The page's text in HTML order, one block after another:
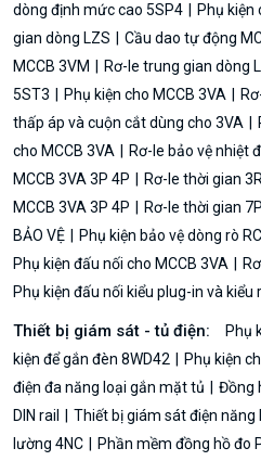
dòng định mức cao 5SP4
Phụ kiện
gian dòng LZS
Cầu dao tự động
MCCB 3VM
Rơ-le trung gian dòng
5ST3
Phụ kiện cho MCCB 3VA
thấp áp và cuộn cắt dùng cho 3VA
cho MCCB 3VA
Rơ-le bảo vệ nhiệt
MCCB 3VA 3P 4P
Rơ-le thời gian
MCCB 3VA 3P 4P
Rơ-le thời gian
BẢO VỆ
Phụ kiện bảo vệ dòng rò
Phụ kiện đấu nối cho MCCB 3VA
Phụ kiện đấu nối kiểu plug-in và kiểu
Thiết bị giám sát - tủ điện: Phụ
kiện để gắn đèn 8WD42
Phụ kiện
điện đa năng loại gắn mặt tủ
Đồng
DIN rail
Thiết bị giám sát điện năng
lường 4NC
Phần mềm đồng hồ đo